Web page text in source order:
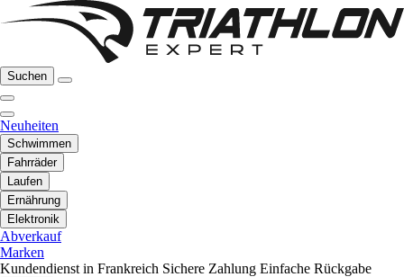
Suchen
Neuheiten
Schwimmen
Fahrräder
Laufen
Ernährung
Elektronik
Abverkauf
Marken
Kundendienst in Frankreich Sichere Zahlung Einfache Rückgabe